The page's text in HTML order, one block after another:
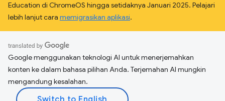
Education di ChromeOS hingga setidaknya Januari 2025. Pelajari
lebih lanjut cara memigrasikan aplikasi.
Google menggunakan teknologi AI untuk menerjemahkan
konten ke dalam bahasa pilihan Anda. Terjemahan AI mungkin
mengandung kesalahan.